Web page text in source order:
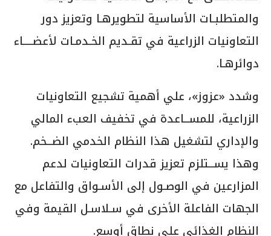
والمتطلبـات الأساسية لتطویرھـا وتعزيز دور
التعاونيات الزراعية في تقـدیم الخـدمـات لأعضــــاء
دوائرھـا.
وشدد «عزوز»، علي أهمية تشجيع التعاونيات
الزراعية، للمســاعدة في تخفيف العبء المالي
والإداري لتشغيل ھذا النظام الخدمي الضــخم.
وھذا یســتلزم تعزيز قدرات التعاونيات لدعم
المزارعين في الوصـول إلى الأسـواق والتفاعل مع
الجھات الفاعلة الأخرى في سـلاسـل القیمة وفي
النظام الغذائي على نطاق أوسع.